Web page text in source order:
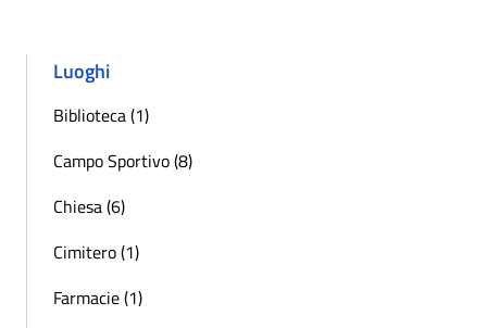
Luoghi
Biblioteca (1)
Campo Sportivo (8)
Chiesa (6)
Cimitero (1)
Farmacie (1)